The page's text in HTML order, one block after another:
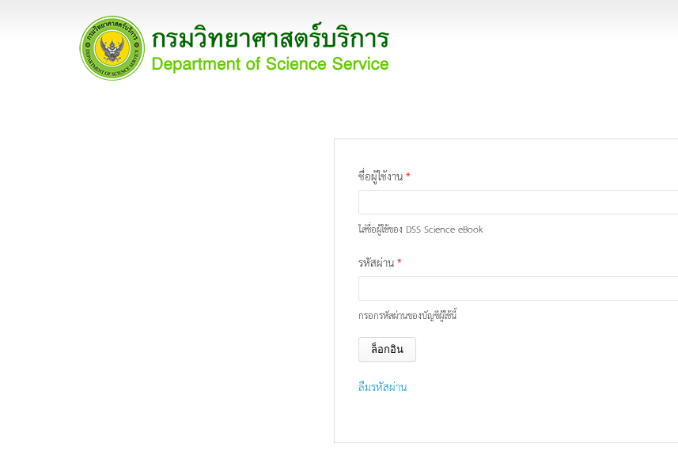
ชื่อผู้ใช้งาน*
ใส่ชื่อผู้ใช้ของ DSS Science eBook
รหัสผ่าน*
กรอกรหัสผ่านของบัญชีผู้ใช้นี้
ลืมรหัสผ่าน